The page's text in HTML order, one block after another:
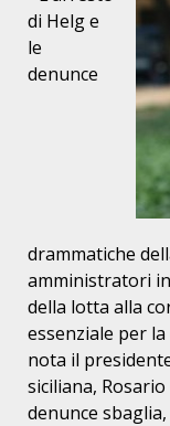
di Helg e
le
denunce
drammatiche
amministratori
della lotta alla
essenziale per la
nota il
siciliana,
denunce sbaglia,